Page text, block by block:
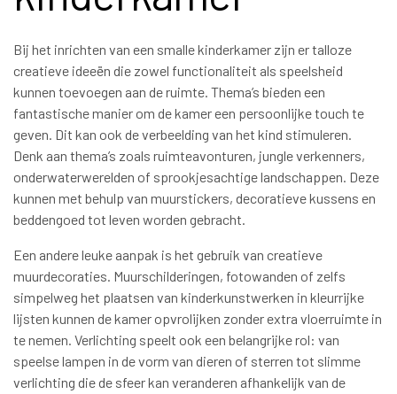
Bij het inrichten van een smalle kinderkamer zijn er talloze
creatieve ideeën die zowel functionaliteit als speelsheid
kunnen toevoegen aan de ruimte. Thema’s bieden een
fantastische manier om de kamer een persoonlijke touch te
geven. Dit kan ook de verbeelding van het kind stimuleren.
Denk aan thema’s zoals ruimteavonturen, jungle verkenners,
onderwaterwerelden of sprookjesachtige landschappen. Deze
kunnen met behulp van muurstickers, decoratieve kussens en
beddengoed tot leven worden gebracht.
Een andere leuke aanpak is het gebruik van creatieve
muurdecoraties. Muurschilderingen, fotowanden of zelfs
simpelweg het plaatsen van kinderkunstwerken in kleurrijke
lijsten kunnen de kamer opvrolijken zonder extra vloerruimte in
te nemen. Verlichting speelt ook een belangrijke rol: van
speelse lampen in de vorm van dieren of sterren tot slimme
verlichting die de sfeer kan veranderen afhankelijk van de